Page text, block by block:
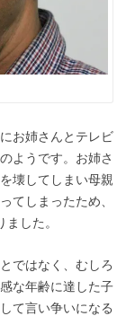
お姉さんとテレビ
ようです。お姉さ
壊してしまい母親
てしまったため、
した。
ではなく、むしろ
な年齢に達した子
て言い争いになる